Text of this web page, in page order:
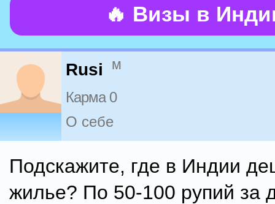
🔥 Визы в
Rusi м
Карма 0
О себе
Подскажите, где в Индии
жилье? По 50-100 рупий за